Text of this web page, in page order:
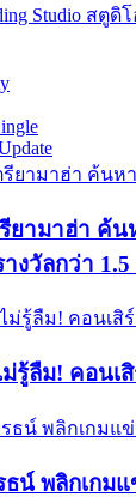
Studio สตูดิ
ามาฮ่า ค้นห
างวัลกว่า
รู้ลืม! คอนเ
ธน์ พลิกเกม